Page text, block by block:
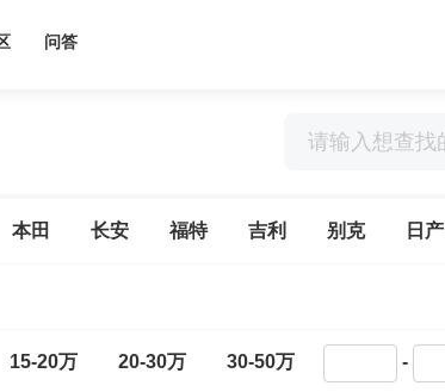
问答
本田 长安 福特 吉利 别克 日产
15-20万 20-30万 30-50万 -